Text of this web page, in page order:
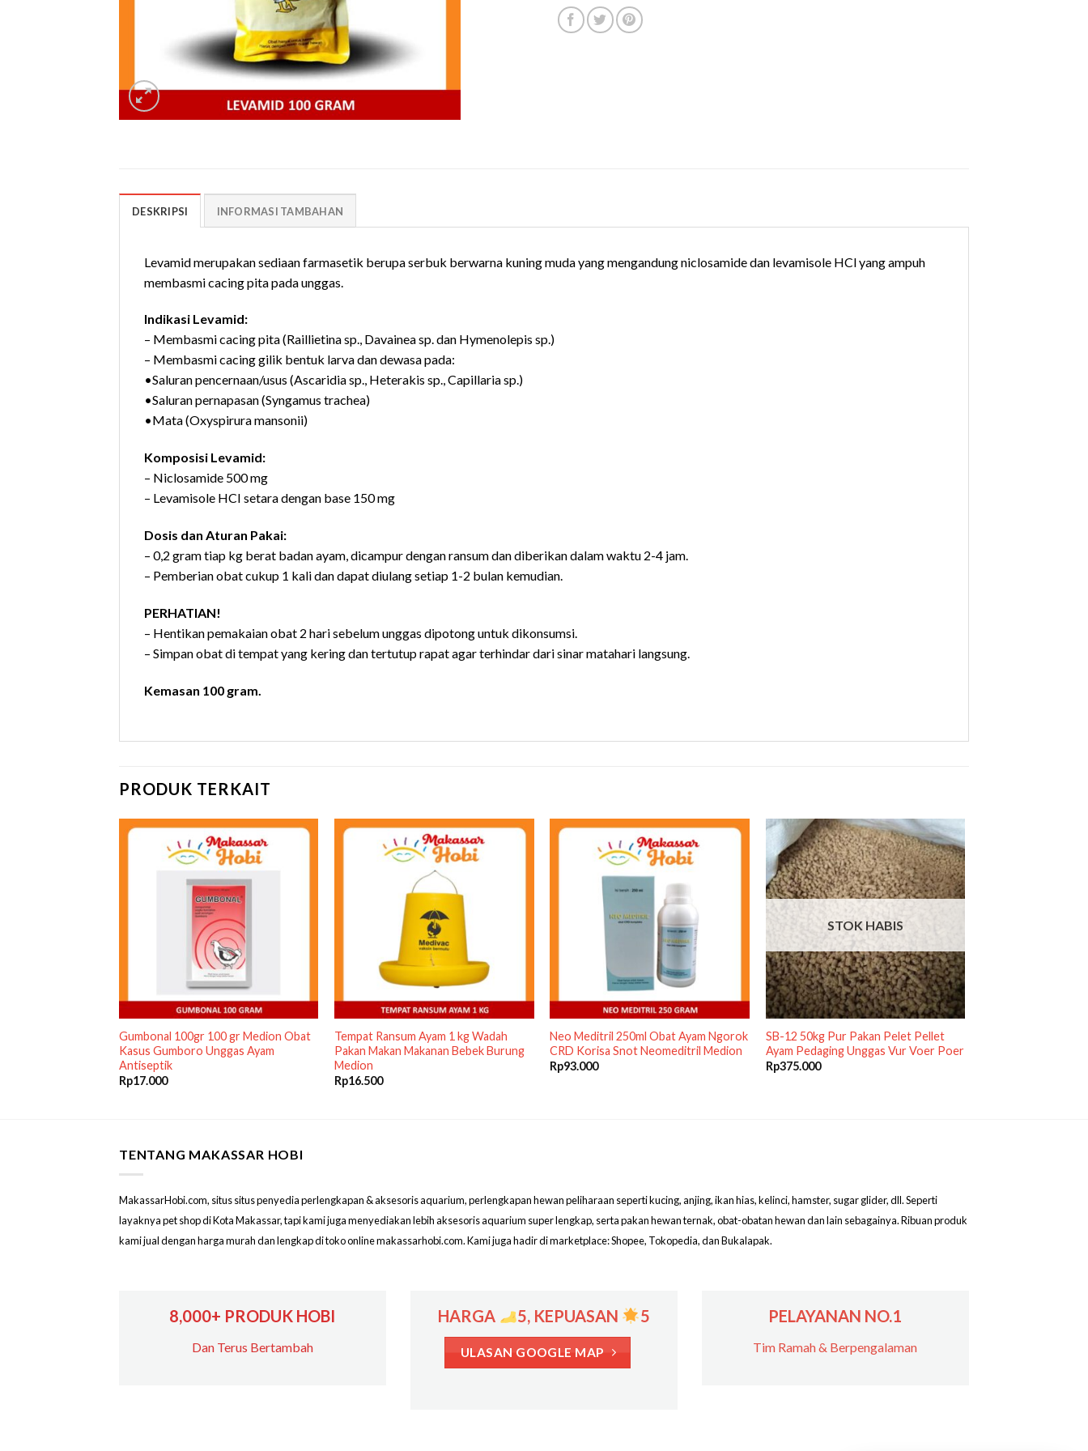
DESKRIPSI INFORMASI TAMBAHAN
Levamid merupakan sediaan farmasetik berupa serbuk berwarna kuning muda yang mengandung niclosamide dan levamisole HCl yang ampuh
membasmi cacing pita pada unggas.
Indikasi Levamid:
– Membasmi cacing pita (Raillietina sp., Davainea sp. dan Hymenolepis sp.)
– Membasmi cacing gilik bentuk larva dan dewasa pada:
•Saluran pencernaan/usus (Ascaridia sp., Heterakis sp., Capillaria sp.)
•Saluran pernapasan (Syngamus trachea)
•Mata (Oxyspirura mansonii)
Komposisi Levamid:
– Niclosamide 500 mg
– Levamisole HCI setara dengan base 150 mg
Dosis dan Aturan Pakai:
– 0,2 gram tiap kg berat badan ayam, dicampur dengan ransum dan diberikan dalam waktu 2-4 jam.
– Pemberian obat cukup 1 kali dan dapat diulang setiap 1-2 bulan kemudian.
PERHATIAN!
– Hentikan pemakaian obat 2 hari sebelum unggas dipotong untuk dikonsumsi.
– Simpan obat di tempat yang kering dan tertutup rapat agar terhindar dari sinar matahari langsung.
Kemasan 100 gram.
PRODUK TERKAIT
Gumbonal 100gr 100 gr Medion Obat
Kasus Gumboro Unggas Ayam
Antiseptik
Rp17.000
Tempat Ransum Ayam 1 kg Wadah
Pakan Makan Makanan Bebek Burung
Medion
Rp16.500
Neo Meditril 250ml Obat Ayam Ngorok
CRD Korisa Snot Neomeditril Medion
Rp93.000
STOK HABIS
SB-12 50kg Pur Pakan Pelet Pellet
Ayam Pedaging Unggas Vur Voer Poer
Rp375.000
TENTANG MAKASSAR HOBI
MakassarHobi.com, situs situs penyedia perlengkapan & aksesoris aquarium, perlengkapan hewan peliharaan seperti kucing, anjing, ikan hias, kelinci, hamster, sugar glider, dll. Seperti
layaknya pet shop di Kota Makassar, tapi kami juga menyediakan lebih aksesoris aquarium super lengkap, serta pakan hewan ternak, obat-obatan hewan dan lain sebagainya. Ribuan produk
kami jual dengan harga murah dan lengkap di toko online makassarhobi.com. Kami juga hadir di marketplace: Shopee, Tokopedia, dan Bukalapak.
8,000+ PRODUK HOBI
Dan Terus Bertambah
HARGA 5, KEPUASAN 5
ULASAN GOOGLE MAP
PELAYANAN NO.1
Tim Ramah & Berpengalaman